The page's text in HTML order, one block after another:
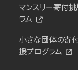
マンスリー寄付
ラム
小さな団体の寄
援プログラム